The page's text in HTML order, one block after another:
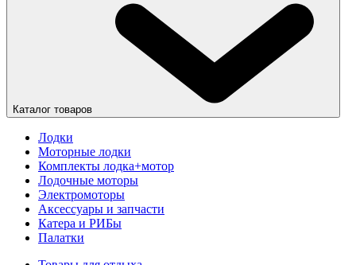
Каталог товаров
Лодки
Моторные лодки
Комплекты лодка+мотор
Лодочные моторы
Электромоторы
Аксессуары и запчасти
Катера и РИБы
Палатки